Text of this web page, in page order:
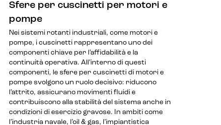
Sfere per cuscinetti per motori e
pompe
Nei sistemi rotanti industriali, come motori e
pompe, i cuscinetti rappresentano uno dei
componenti chiave per l’affidabilità e la
continuità operativa. All’interno di questi
componenti, le sfere per cuscinetti di motori e
pompe svolgono un ruolo decisivo: riducono
l’attrito, assicurano movimenti fluidi e
contribuiscono alla stabilità del sistema anche in
condizioni di esercizio gravose. In ambiti come
l’industria navale, l’oil & gas, l’impiantistica